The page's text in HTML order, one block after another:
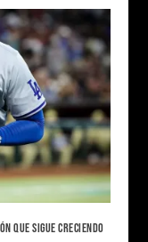
QUE SIGUE CRECIENDO